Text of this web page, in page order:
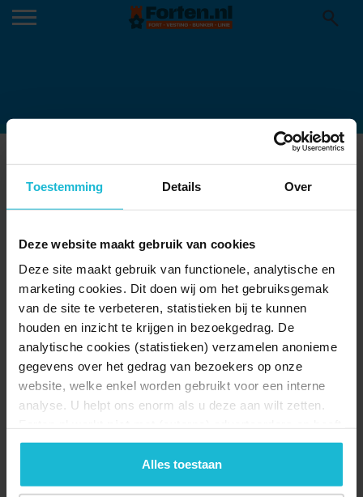
Toestemming Details Over
Deze website maakt gebruik van cookies
Deze site maakt gebruik van functionele, analytische en
marketing cookies. Dit doen wij om het gebruiksgemak
van de site te verbeteren, statistieken bij te kunnen
houden en inzicht te krijgen in bezoekgedrag. De
analytische cookies (statistieken) verzamelen anonieme
gegevens over het gedrag van bezoekers op onze
website, welke enkel worden gebruikt voor een interne
analyse. U helpt ons enorm als u deze aan wilt zetten.
geen commerciële doelstelling. U kunt deze cookies via
de knoppen accepteren, beheren of weigeren.
Alles toestaan